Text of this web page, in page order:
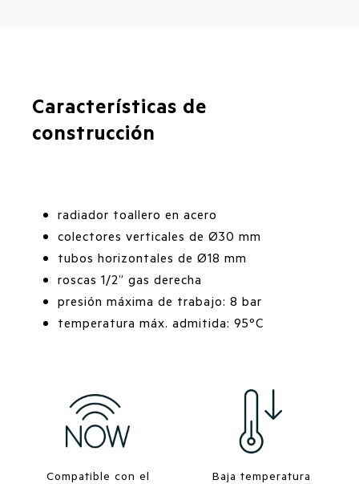
Características de
construcción
radiador toallero en acero
colectores verticales de Ø30 mm
tubos horizontales de Ø18 mm
roscas 1/2” gas derecha
presión máxima de trabajo: 8 bar
temperatura máx. admitida: 95ºC
Compatible con el
Baja temperatura